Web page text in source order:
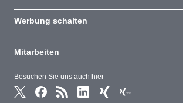
Besuchen Sie uns auch hier
Werbung schalten
Mitarbeiten